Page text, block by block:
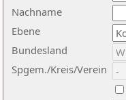
Nachname
Ebene
Bundesland
Spgem./Kreis/Verein